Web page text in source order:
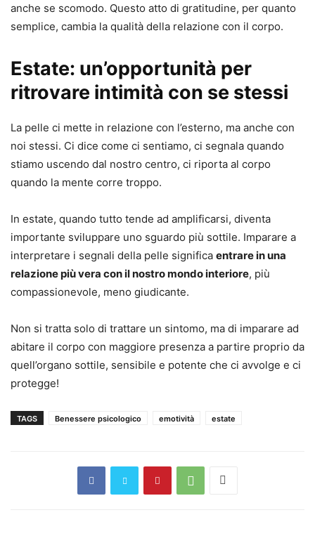
anche se scomodo. Questo atto di gratitudine, per quanto
semplice, cambia la qualità della relazione con il corpo.
Estate: un’opportunità per
ritrovare intimità con se stessi
La pelle ci mette in relazione con l’esterno, ma anche con
noi stessi. Ci dice come ci sentiamo, ci segnala quando
stiamo uscendo dal nostro centro, ci riporta al corpo
quando la mente corre troppo.
In estate, quando tutto tende ad amplificarsi, diventa
importante sviluppare uno sguardo più sottile. Imparare a
interpretare i segnali della pelle significa entrare in una
relazione più vera con il nostro mondo interiore, più
compassionevole, meno giudicante.
Non si tratta solo di trattare un sintomo, ma di imparare ad
abitare il corpo con maggiore presenza a partire proprio da
quell’organo sottile, sensibile e potente che ci avvolge e ci
protegge!
TAGS Benessere psicologico emotività estate